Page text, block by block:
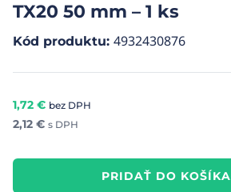
TX20 50 mm – 1 ks
Kód produktu: 4932430876
1,72 € bez DPH
2,12 € s DPH
PRIDAŤ DO KOŠÍKA